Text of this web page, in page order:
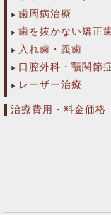
歯周病治療
歯を抜かない矯正
入れ歯・義歯
口腔外科・顎関節
レーザー治療
治療費用・料金価格